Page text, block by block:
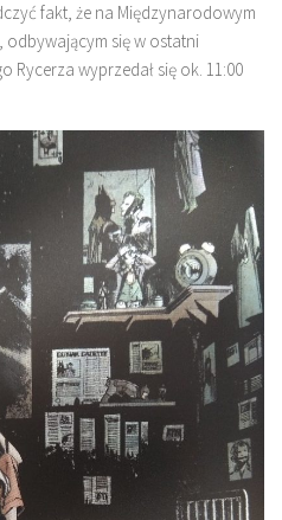
fakt, że na Międzynarodowym
odbywającym się w ostatni
Rycerza wyprzedał się ok. 11:00